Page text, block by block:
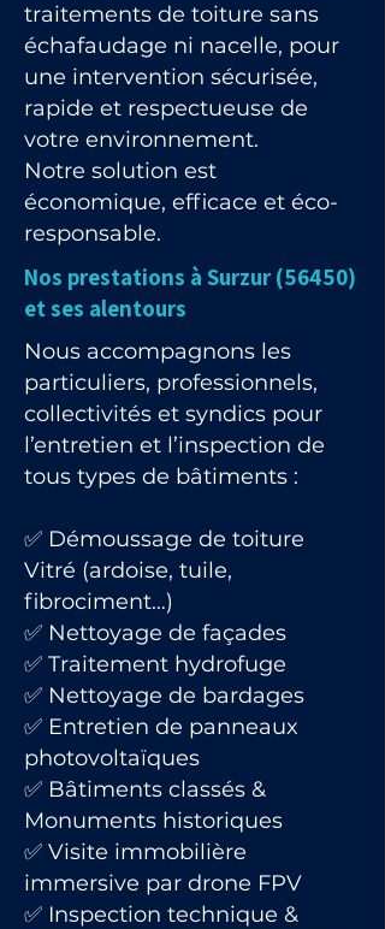
traitements de toiture sans
échafaudage ni nacelle, pour
une intervention sécurisée,
rapide et respectueuse de
votre environnement.
Notre solution est
économique, efficace et éco-
responsable.
Nos prestations à Surzur (56450)
et ses alentours
Nous accompagnons les
particuliers, professionnels,
collectivités et syndics pour
l’entretien et l’inspection de
tous types de bâtiments :
✅ Démoussage de toiture
Vitré (ardoise, tuile,
fibrociment…)
✅ Nettoyage de façades
✅ Traitement hydrofuge
✅ Nettoyage de bardages
✅ Entretien de panneaux
photovoltaïques
✅ Bâtiments classés &
Monuments historiques
✅ Visite immobilière
immersive par drone FPV
✅ Inspection technique &